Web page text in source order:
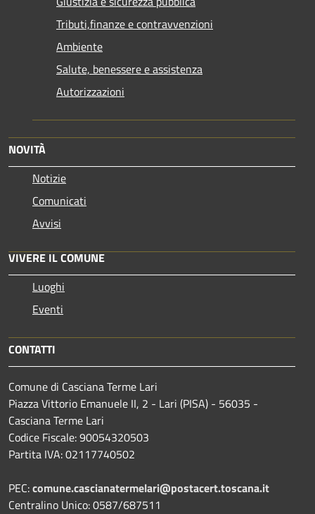
Tributi,finanze e contravvenzioni
Ambiente
Salute, benessere e assistenza
Autorizzazioni
NOVITÀ
Notizie
Comunicati
Avvisi
VIVERE IL COMUNE
Luoghi
Eventi
CONTATTI
Comune di Casciana Terme Lari
Piazza Vittorio Emanuele II, 2 - Lari (PISA) - 56035 -
Casciana Terme Lari
Codice Fiscale: 90054320503
Partita IVA: 02117740502
PEC:comune.cascianatermelari@postacert.toscana.it
Centralino Unico: 0587/687511